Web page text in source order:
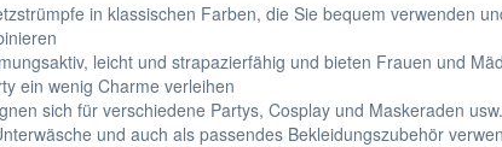
in klassischen Farben, die Sie bequem verwenden
leicht und strapazierfähig und bieten Frauen und
ein wenig Charme verleihen
sich für verschiedene Partys, Cosplay und Maskeraden
und auch als passendes Bekleidungszubehör